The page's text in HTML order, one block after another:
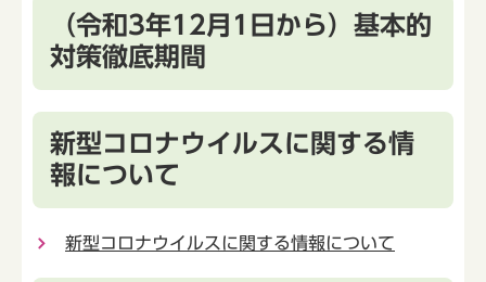
（令和3年12月1日から）基本的
対策徹底期間
新型コロナウイルスに関する情
報について
新型コロナウイルスに関する情報について